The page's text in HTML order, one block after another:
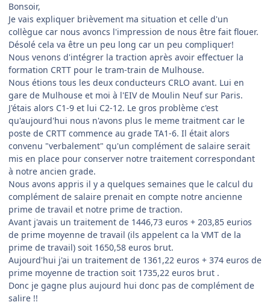
Bonsoir,
Je vais expliquer brièvement ma situation et celle d'un
collègue car nous avoncs l'impression de nous être fait flouer.
Désolé cela va être un peu long car un peu compliquer!
Nous venons d'intégrer la traction après avoir effectuer la
formation CRTT pour le tram-train de Mulhouse.
Nous étions tous les deux conducteurs CRLO avant. Lui en
gare de Mulhouse et moi à l'EIV de Moulin Neuf sur Paris.
J'étais alors C1-9 et lui C2-12. Le gros problème c'est
qu'aujourd'hui nous n'avons plus le meme traitment car le
poste de CRTT commence au grade TA1-6. Il était alors
convenu "verbalement" qu'un complément de salaire serait
mis en place pour conserver notre traitement correspondant
à notre ancien grade.
Nous avons appris il y a quelques semaines que le calcul du
complément de salaire prenait en compte notre ancienne
prime de travail et notre prime de traction.
Avant j'avais un traitement de 1446,73 euros + 203,85 eurios
de prime moyenne de travail (ils appelent ca la VMT de la
prime de travail) soit 1650,58 euros brut.
Aujourd'hui j'ai un traitement de 1361,22 euros + 374 euros de
prime moyenne de traction soit 1735,22 euros brut .
Donc je gagne plus aujourd hui donc pas de complément de
salire !!